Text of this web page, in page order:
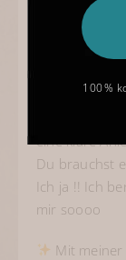
Vielleicht
Nach der
Du willst
eine klare
Du brauchst
Ich ja !! Ich
mir soooo
Mit
100 %